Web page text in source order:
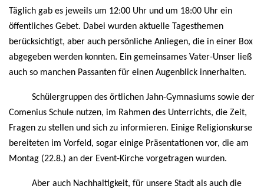
Täglich gab es jeweils um 12:00 Uhr und um 18:00 Uhr ein
öffentliches Gebet. Dabei wurden aktuelle Tagesthemen
berücksichtigt, aber auch persönliche Anliegen, die in einer Box
abgegeben werden konnten. Ein gemeinsames Vater-Unser ließ
auch so manchen Passanten für einen Augenblick innerhalten.
Schülergruppen des örtlichen Jahn-Gymnasiums sowie der
Comenius Schule nutzen, im Rahmen des Unterrichts, die Zeit,
Fragen zu stellen und sich zu informieren. Einige Religionskurse
bereiteten im Vorfeld, sogar einige Präsentationen vor, die am
Montag (22.8.) an der Event-Kirche vorgetragen wurden.
Aber auch Nachhaltigkeit, für unsere Stadt als auch die